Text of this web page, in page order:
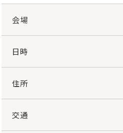
会場
日時
住所
交通